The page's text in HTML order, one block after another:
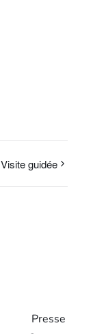
Visite guidée
Presse